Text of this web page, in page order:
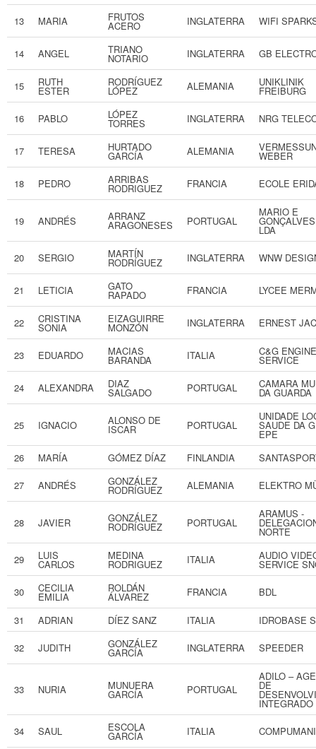
13 MARIA FRUTOS
ACERO INGLATERRA WIFI
14 ANGEL TRIANO
NOTARIO INGLATERRA GB
15 RUTH
ESTER
RODRÍGUEZ
LÓPEZ ALEMANIA UNIKLINIK
FREIBURG
16 PABLO LÓPEZ
TORRES INGLATERRA NRG
17 TERESA HURTADO
GARCÍA ALEMANIA WEBER
18 PEDRO ARRIBAS
RODRIGUEZ FRANCIA ECOLE
19 ANDRÉS ARRANZ
ARAGONESES PORTUGAL
MARIO E
LDA
20 SERGIO MARTÍN
RODRÍGUEZ INGLATERRA WNW
21 LETICIA GATO
RAPADO FRANCIA LYCEE
22 CRISTINA
SONIA
EIZAGUIRRE
MONZÓN INGLATERRA ERNEST
23 EDUARDO MACIAS
BARANDA ITALIA C&G
SERVICE
24 ALEXANDRA DIAZ
SALGADO PORTUGAL CAMARA
DA GUARDA
25 IGNACIO ALONSO DE
ISCAR PORTUGAL
UNIDADE
SAUDE DA
EPE
26
MARÍA GÓMEZ DÍAZ FINLANDIA
27 ANDRÉS GONZÁLEZ
RODRÍGUEZ ALEMANIA ELEKTRO
28 JAVIER GONZÁLEZ
RODRÍGUEZ PORTUGAL
ARAMUS -
NORTE
29 LUIS
CARLOS
MEDINA
RODRIGUEZ ITALIA AUDIO
SERVICE
30 CECILIA
EMILIA
ROLDÁN
ÁLVAREZ FRANCIA BDL
31 ADRIAN DÍEZ SANZ ITALIA IDROBASE
32 JUDITH GONZÁLEZ
GARCÍA INGLATERRA SPEEDER
33 NURIA MUNUERA
GARCÍA PORTUGAL
ADILO –
DE
INTEGRADO
34 SAUL ESCOLA
GARCÍA ITALIA